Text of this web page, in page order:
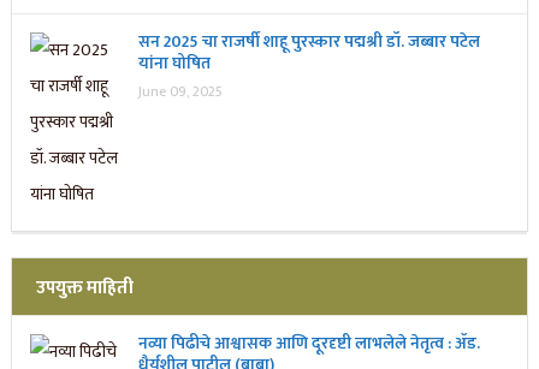
सन 2025 चा राजर्षी शाहू पुरस्कार प‌द्मश्री डॉ. जब्बार पटेल
यांना घोषित
June 09, 2025
उपयुक्त माहिती
नव्या पिढीचे आश्वासक आणि दूरदृष्टी लाभलेले नेतृत्व : ॲड.